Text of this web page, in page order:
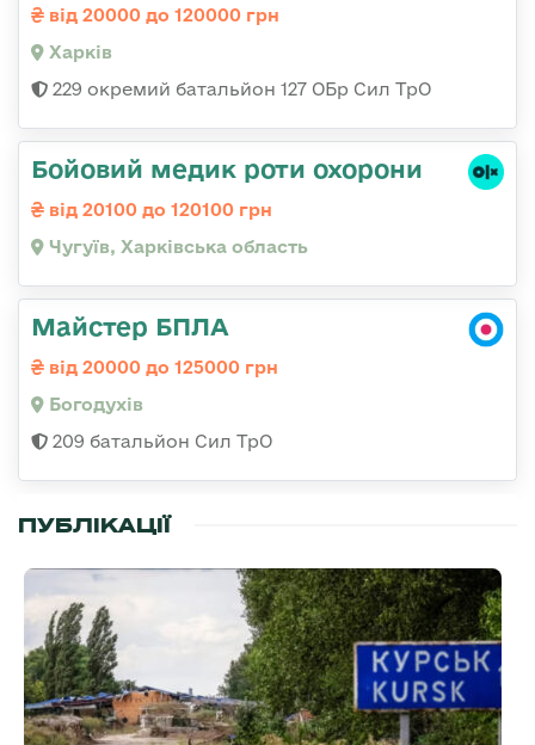
від 20000 до 120000 грн
Харків
229 окремий батальйон 127 ОБр Сил ТрО
Бойовий медик роти охорони
від 20100 до 120100 грн
Чугуїв, Харківська область
Майстер БПЛА
від 20000 до 125000 грн
Богодухів
209 батальйон Сил ТрО
ПУБЛІКАЦІЇ